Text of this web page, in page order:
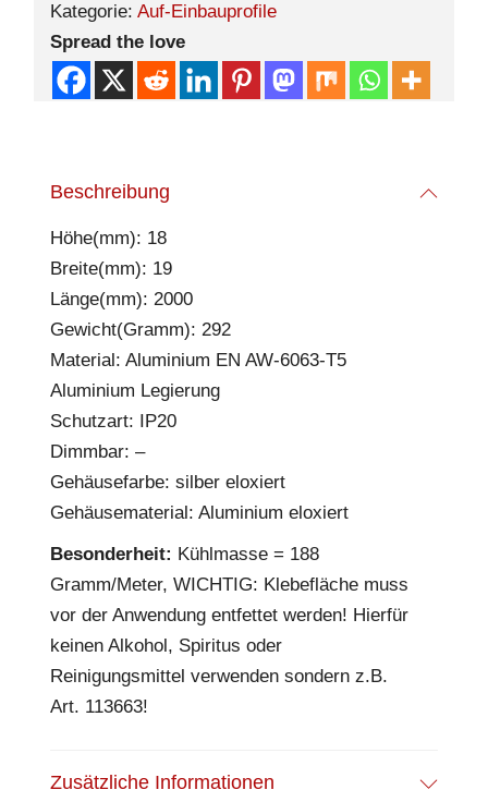
Kategorie: Auf-Einbauprofile
Spread the love
Beschreibung
Höhe(mm): 18
Breite(mm): 19
Länge(mm): 2000
Gewicht(Gramm): 292
Material: Aluminium EN AW-6063-T5
Aluminium Legierung
Schutzart: IP20
Dimmbar: –
Gehäusefarbe: silber eloxiert
Gehäusematerial: Aluminium eloxiert
Besonderheit: Kühlmasse = 188
Gramm/Meter, WICHTIG: Klebefläche muss
vor der Anwendung entfettet werden! Hierfür
keinen Alkohol, Spiritus oder
Reinigungsmittel verwenden sondern z.B.
Art. 113663!
Zusätzliche Informationen